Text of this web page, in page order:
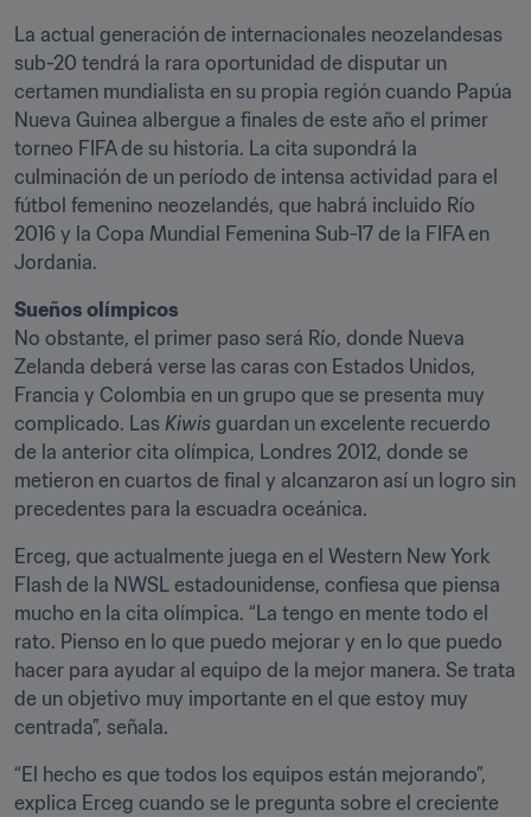
La actual generación de internacionales neozelandesas
sub-20 tendrá la rara oportunidad de disputar un
certamen mundialista en su propia región cuando Papúa
Nueva Guinea albergue a finales de este año el primer
torneo FIFA de su historia. La cita supondrá la
culminación de un período de intensa actividad para el
fútbol femenino neozelandés, que habrá incluido Río
2016 y la Copa Mundial Femenina Sub-17 de la FIFA en
Jordania.
Sueños olímpicos
No obstante, el primer paso será Río, donde Nueva
Zelanda deberá verse las caras con Estados Unidos,
Francia y Colombia en un grupo que se presenta muy
complicado. Las Kiwis guardan un excelente recuerdo
de la anterior cita olímpica, Londres 2012, donde se
metieron en cuartos de final y alcanzaron así un logro sin
precedentes para la escuadra oceánica.
Erceg, que actualmente juega en el Western New York
Flash de la NWSL estadounidense, confiesa que piensa
mucho en la cita olímpica. “La tengo en mente todo el
rato. Pienso en lo que puedo mejorar y en lo que puedo
hacer para ayudar al equipo de la mejor manera. Se trata
de un objetivo muy importante en el que estoy muy
centrada”, señala.
“El hecho es que todos los equipos están mejorando”,
explica Erceg cuando se le pregunta sobre el creciente